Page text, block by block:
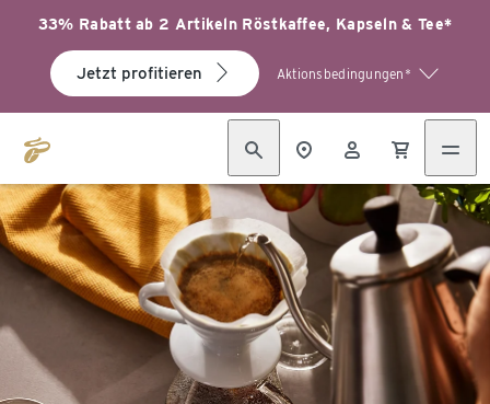
33% Rabatt ab 2 Artikeln Röstkaffee, Kapseln & Tee*
Jetzt profitieren Aktionsbedingungen*